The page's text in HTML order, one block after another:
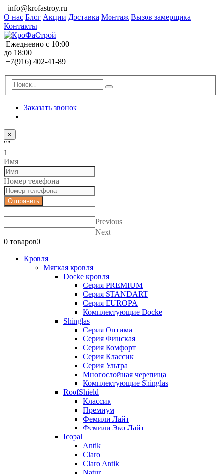
info@krofastroy.ru
О нас Блог Акции Доставка Монтаж Вызов замерщика
Контакты
Ежедневно с 10:00
до 18:00
+7(916) 402-41-89
Заказать звонок
×
""
1
Имя
Номер телефона
Отправить
Previous
Next
0 товаров0
Кровля
Мягкая кровля
Docke кровля
Серия PREMIUM
Серия STANDART
Серия EUROPA
Комплектующие Docke
Shinglas
Серия Оптима
Серия Финская
Серия Комфорт
Серия Классик
Серия Ультра
Многослойная черепица
Комплектующие Shinglas
RoofShield
Классик
Премиум
Фемили Лайт
Фемили Эко Лайт
Icopal
Antik
Claro
Claro Antik
Natur